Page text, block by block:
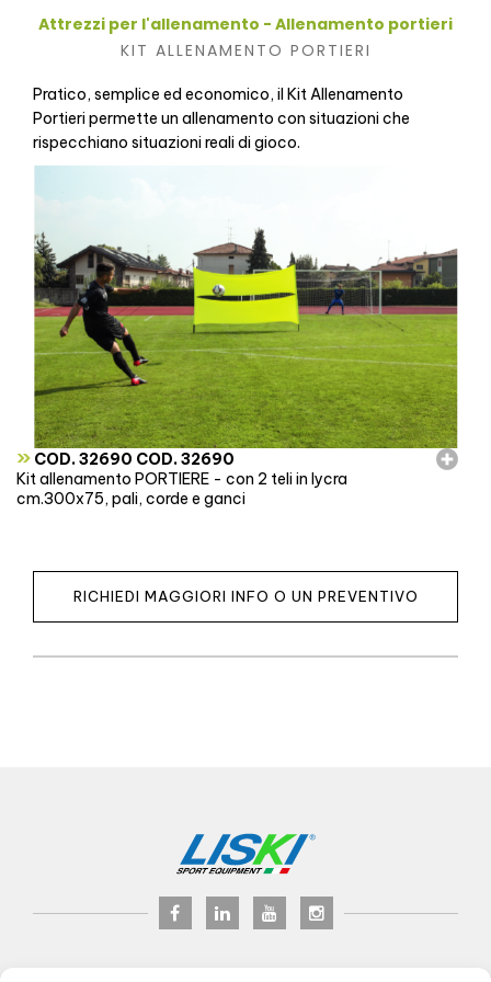
Attrezzi per l'allenamento - Allenamento portieri
KIT ALLENAMENTO PORTIERI
Pratico, semplice ed economico, il Kit Allenamento
Portieri permette un allenamento con situazioni che
rispecchiano situazioni reali di gioco.
» COD. 32690 COD. 32690
Kit allenamento PORTIERE - con 2 teli in lycra
cm.300x75, pali, corde e ganci
RICHIEDI MAGGIORI INFO O UN PREVENTIVO